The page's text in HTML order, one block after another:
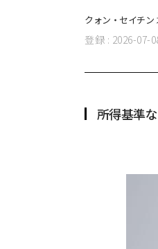
クォン・セイチン
登録 : 2026-07-
所得基準